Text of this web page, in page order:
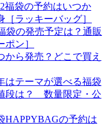
福袋の予約はいつか
ラッキーバッグ］
袋の発売予定は？通販
ン］
から発売？どこで買え
はテーマが選べる福袋
段は？ 数量限定・公
HAPPYBAGの予約は